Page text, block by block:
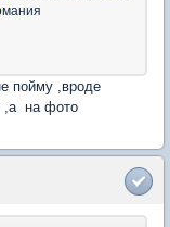
пойму ,вроде
,а на фото